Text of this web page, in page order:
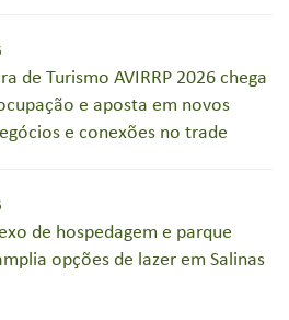
de Turismo AVIRRP 2026 chega
e aposta em novos
e conexões no trade
de hospedagem e parque
opções de lazer em Salinas